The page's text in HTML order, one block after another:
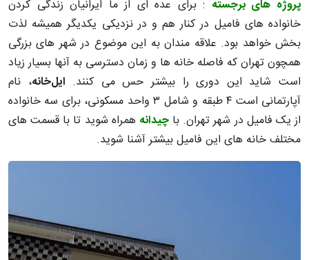
پروژه های برجسته : برای عده ای از ما ایرانیان زندگی کردن
خانواده های فامیل در کنار هم و در نزدیکی یکدیگر همیشه لذت
بخش خواهد بود. علاقه مندان به این موضوع در شهر های بزرگی
همچون تهران که فاصله خانه ها و زمان دسترسی به آنها بسیار زیاد
است شاید این دوری را بیشتر حس می کنند. ایل‌خانه، نام
آپارتمانی است ۴ طبقه و شامل ۳ واحد مسکونی، برای سه خانواده
از یک فامیل در شهر تهران. باچیدانه همراه شوید تا با قسمت های
مختلف خانه های این فامیل بیشتر آشنا شوید.